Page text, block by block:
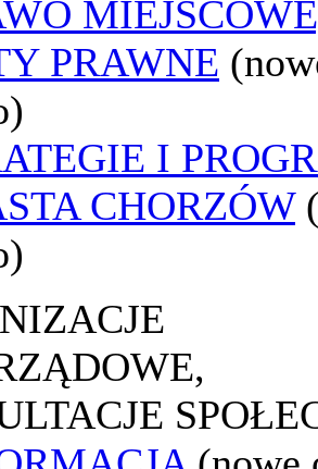
PRAWNE
I
CHORZÓW